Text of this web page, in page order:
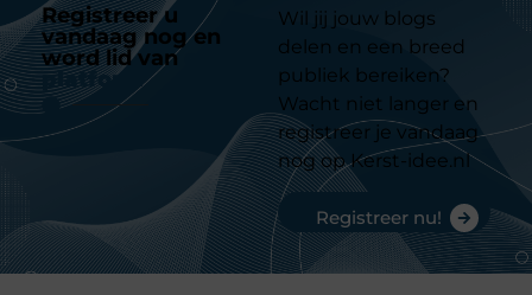
Registreer u
vandaag nog en
word lid van
platform
Wil jij jouw blogs
delen en een breed
publiek bereiken?
Wacht niet langer en
registreer je vandaag
nog op Kerst-idee.nl
Registreer nu!